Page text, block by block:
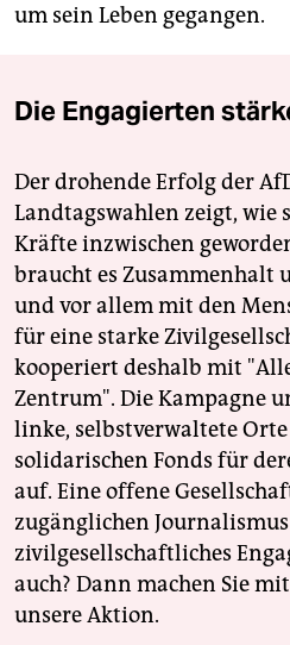
um sein Leben gegangen.
Die Engagierten
Der drohende Erfolg der
Landtagswahlen zeigt, wie
Kräfte inzwischen
braucht es Zusammenhalt
und vor allem mit den
für eine starke
kooperiert deshalb mit
Zentrum". Die Kampagne
linke, selbstverwaltete
solidarischen Fonds für
auf. Eine offene
zugänglichen
zivilgesellschaftliches
auch? Dann machen Sie
unsere Aktion.